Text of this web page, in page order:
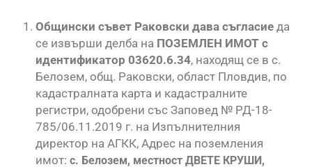
Общински съвет Раковски дава съгласие да
се извърши делба на ПОЗЕМЛЕН ИМОТ с
идентификатор 03620.6.34, находящ се в с.
Белозем, общ. Раковски, област Пловдив, по
кадастралната карта и кадастралните
регистри, одобрени със Заповед № РД-18-
785/06.11.2019 г. на Изпълнителния
директор на АГКК, Адрес на поземления
имот: с. Белозем, местност ДВЕТЕ КРУШИ,